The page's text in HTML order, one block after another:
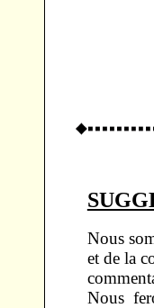
Nous
et de la
Nous